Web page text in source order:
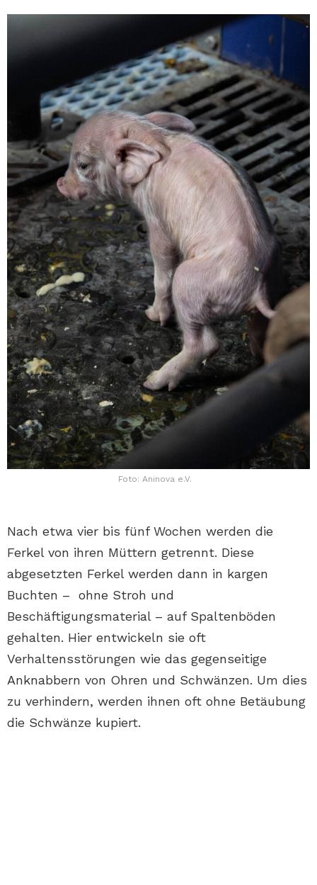
Foto: Aninova e.V.
Nach etwa vier bis fünf Wochen werden die
Ferkel von ihren Müttern getrennt. Diese
abgesetzten Ferkel werden dann in kargen
Buchten – ohne Stroh und
Beschäftigungsmaterial – auf Spaltenböden
gehalten. Hier entwickeln sie oft
Verhaltensstörungen wie das gegenseitige
Anknabbern von Ohren und Schwänzen. Um dies
zu verhindern, werden ihnen oft ohne Betäubung
die Schwänze kupiert.